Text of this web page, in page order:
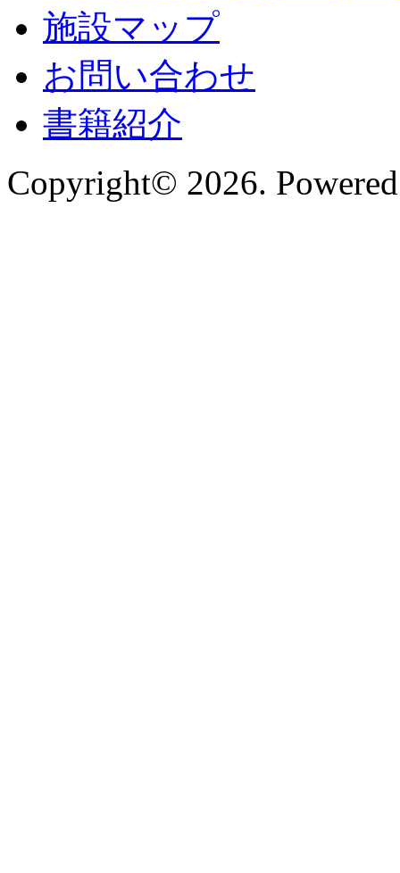
施設マップ
お問い合わせ
書籍紹介
Copyright© 2026.